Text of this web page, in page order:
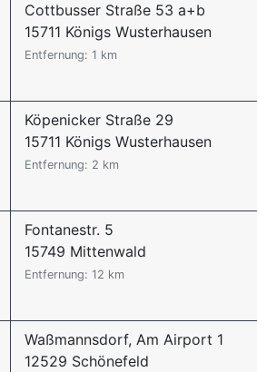
Cottbusser Straße 53 a+b
15711 Königs Wusterhausen
Entfernung: 1 km
Köpenicker Straße 29
15711 Königs Wusterhausen
Entfernung: 2 km
Fontanestr. 5
15749 Mittenwald
Entfernung: 12 km
Waßmannsdorf, Am Airport 1
12529 Schönefeld